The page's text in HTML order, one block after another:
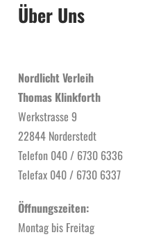
Über Uns
Nordlicht Verleih
Thomas Klinkforth
Werkstrasse 9
22844 Norderstedt
Telefon 040 / 6730 6336
Telefax 040 / 6730 6337
Öffnungszeiten:
Montag bis Freitag